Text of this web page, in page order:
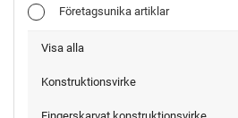
Företagsunika artiklar
Visa alla
Konstruktionsvirke